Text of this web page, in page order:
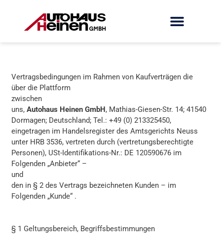
Vertragsbedingungen im Rahmen von Kaufverträgen die
über die Plattform
zwischen
uns,Autohaus Heinen GmbH , Mathias-Giesen-Str. 14; 41540
Dormagen; Deutschland; Tel.: +49 (0) 213325450,
eingetragen im Handelsregister des Amtsgerichts Neuss
unter HRB 3536, vertreten durch (vertretungsberechtigte
Personen), USt-Identifikations-Nr.: DE 120590676 im
Folgenden „Anbieter“ –
und
den in § 2 des Vertrags bezeichneten Kunden – im
Folgenden „Kunde“ .
§ 1 Geltungsbereich, Begriffsbestimmungen